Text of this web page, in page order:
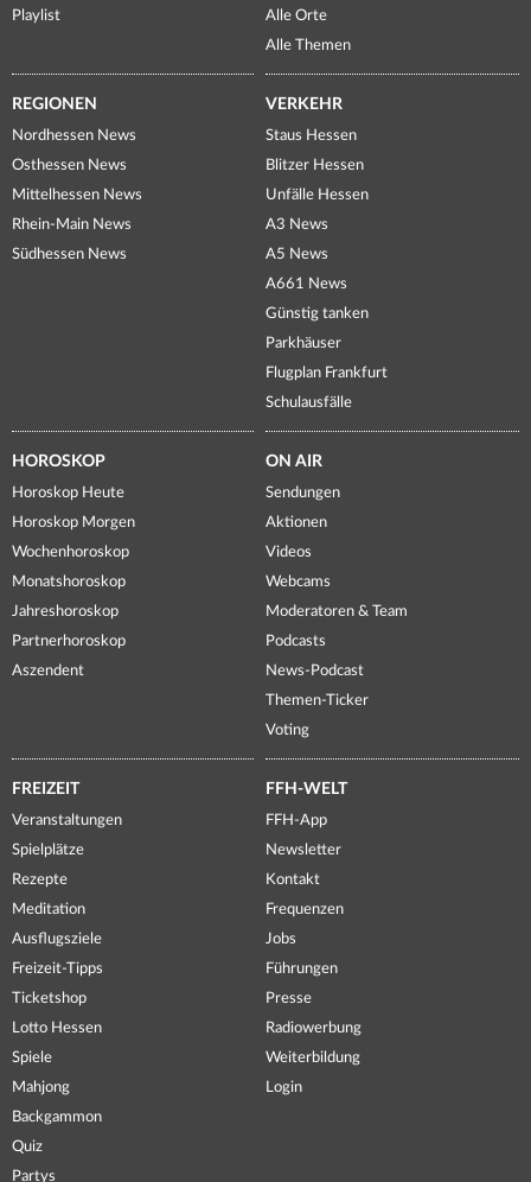
Playlist
Alle Orte
Alle Themen
REGIONEN
Nordhessen News
Osthessen News
Mittelhessen News
Rhein-Main News
Südhessen News
VERKEHR
Staus Hessen
Blitzer Hessen
Unfälle Hessen
A3 News
A5 News
A661 News
Günstig tanken
Parkhäuser
Flugplan Frankfurt
Schulausfälle
HOROSKOP
Horoskop Heute
Horoskop Morgen
Wochenhoroskop
Monatshoroskop
Jahreshoroskop
Partnerhoroskop
Aszendent
ON AIR
Sendungen
Aktionen
Videos
Webcams
Moderatoren & Team
Podcasts
News-Podcast
Themen-Ticker
Voting
FREIZEIT
Veranstaltungen
Spielplätze
Rezepte
Meditation
Ausflugsziele
Freizeit-Tipps
Ticketshop
Lotto Hessen
Spiele
Mahjong
Backgammon
Quiz
Partys
FFH-WELT
FFH-App
Newsletter
Kontakt
Frequenzen
Jobs
Führungen
Presse
Radiowerbung
Weiterbildung
Login